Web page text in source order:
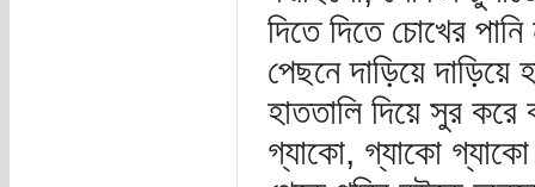
দিতে দিতে চোখের
পেছনে দাড়িয়ে
হাততালি দিয়ে সুর
গ্যাকো, গ্যাকো